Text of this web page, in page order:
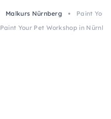
Malkurs Nürnberg
Paint
Paint Your Pet Workshop in